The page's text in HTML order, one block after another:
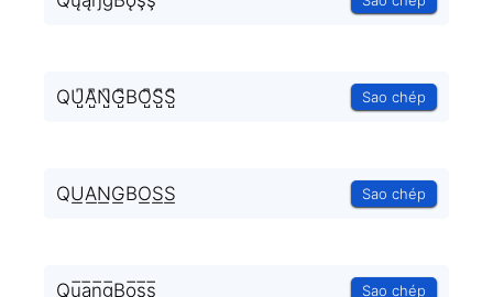
QU̺͆A̺͆N̺͆G̺͆BO̺͆S̺͆S̺͆ Sao chép
QU͟A͟N͟G͟BO͟S͟S͟ Sao chép
Qu̲̅a̲̅n̲̅g̲̅Bo̲̅s̲̅s̲̅ Sao chép